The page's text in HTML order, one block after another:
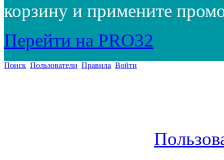
корзину и примените
Перейти на PRO32
Поиск Пользователи Правила Войти